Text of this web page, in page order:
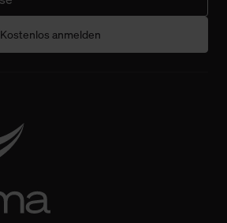
Kostenlos anmelden